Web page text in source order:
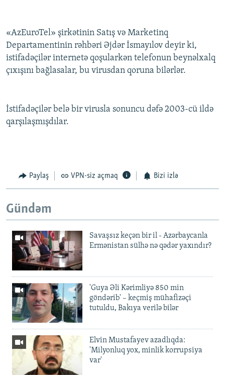
«AzEuroTel» şirkətinin Satış və Marketinq
Departamentinin rəhbəri Əjdər İsmayılov deyir ki,
istifadəçilər internetə qoşularkən telefonun beynəlxalq
çıxışını bağlasalar, bu virusdan qoruna bilərlər.
İstifadəçilər belə bir virusla sonuncu dəfə 2003-cü ildə
qarşılaşmışdılar.
Paylaş VPN-siz açmaq Bizi izlə
Gündəm
Savaşsız keçən bir il - Azərbaycanla
Ermənistan sülhə nə qədər yaxındır?
'Guya Əli Kərimliyə 850 min
göndərib' – keçmiş mühafizəçi
tutuldu, Bakıya verilə bilər
Elvin Mustafayev azadlıqda:
'Milyonluq yox, minlik korrupsiya
var'